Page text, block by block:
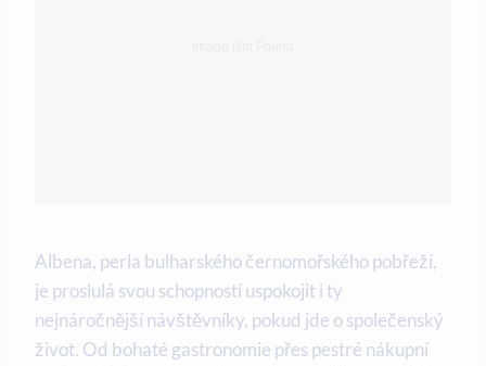
Albena, perla bulharského černomořského pobřeží,
je proslulá svou schopností uspokojit i ty
nejnáročnější návštěvníky, pokud jde o společenský
život. Od bohaté gastronomie přes pestré nákupní